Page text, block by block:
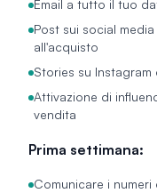
Email a tutto il tuo
Post sui social
all'acquisto
Stories su
Attivazione di
vendita
Prima settimana:
Comunicare i